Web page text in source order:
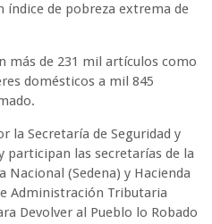
índice de pobreza extrema de
más de 231 mil artículos como
domésticos a mil 845
la Secretaría de Seguridad y
participan las secretarías de la
Nacional (Sedena) y Hacienda
Administración Tributaria
Devolver al Pueblo lo Robado